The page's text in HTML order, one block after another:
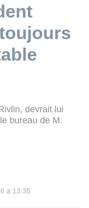
devrait lui
bureau de M.
à 13:35